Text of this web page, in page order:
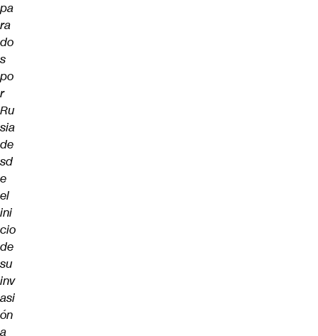
pa
ra
do
s
po
r
Ru
sia
de
sd
e
el
ini
cio
de
su
inv
asi
ón
a